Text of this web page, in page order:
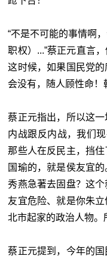
“不是不可能的事情啊
职权）...”蔡正元直言
这时候，如果国民党
会没有，随人顾性命！
蔡正元指出，所以这一
内战跟反内战，我们
那些人在反民主，挡
国瑜的，就是侯友宜
秀燕急著去固盘？这
友宜危险、就是你朱
北市起家的政治人物。
蔡正元提到，今年的